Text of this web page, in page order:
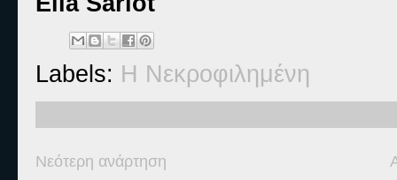
Labels: Η Νεκροφιλημένη
Νεότερη ανάρτηση